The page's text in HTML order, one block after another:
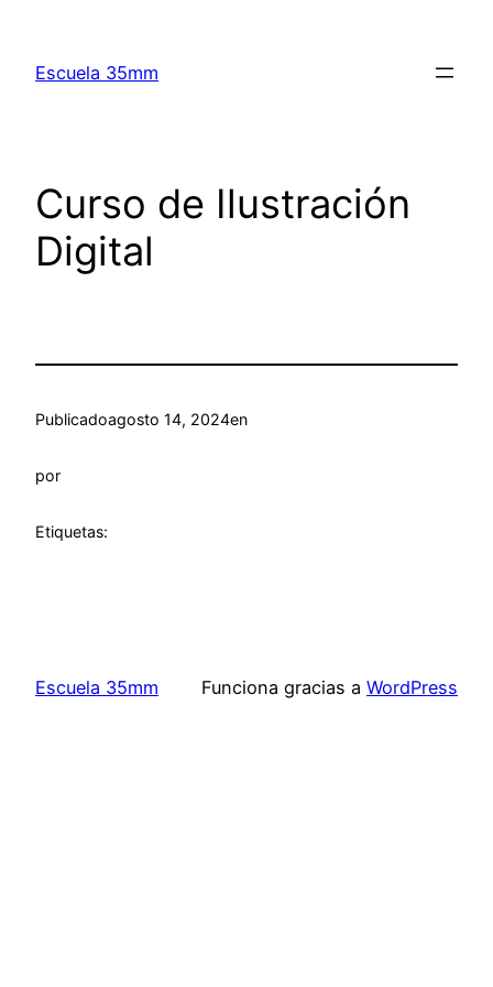
contenido
Escuela 35mm
Curso de Ilustración
Digital
Publicadoagosto 14, 2024en
por
Etiquetas:
Escuela 35mm Funciona gracias a WordPress